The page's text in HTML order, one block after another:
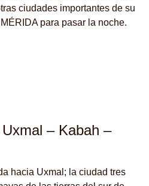
ciudades importantes de su
para pasar la noche.
– Kabah –
hacia Uxmal; la ciudad tres